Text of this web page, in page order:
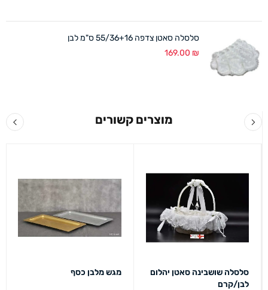
סלסלה סאטן צדפה 55/36+16 ס"מ לבן
169.00 ₪
מוצרים קשורים
סלסלה שושבינה סאטן יהלום
לבן/קרם
מגש מלבן כסף